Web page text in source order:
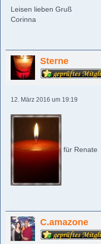
Leisen lieben Gruß
Corinna
Sterne
12. März 2016 um 19:19
für Renate
C.amazone